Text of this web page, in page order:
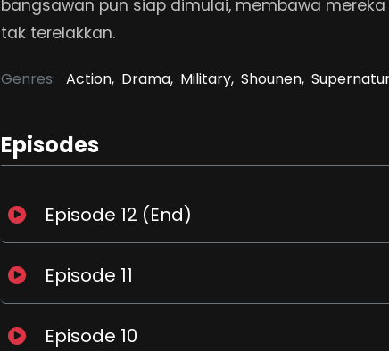
bangsawan pun siap dimulai, membawa
tak terelakkan.
Genres: Action, Drama, Military, Shounen,
Episodes
Episode 12 (End)
Episode 11
Episode 10